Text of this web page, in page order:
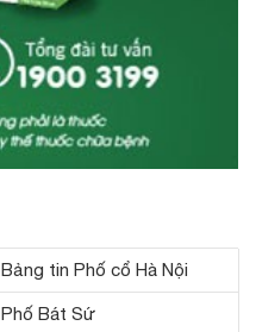
Bảng tin Phố cổ Hà Nội
Phố Bát Sứ